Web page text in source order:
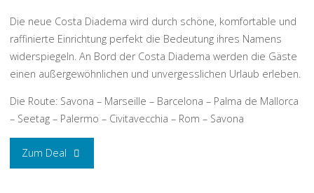
Die neue Costa Diadema wird durch schöne, komfortable und
raffinierte Einrichtung perfekt die Bedeutung ihres Namens
widerspiegeln. An Bord der Costa Diadema werden die Gäste
einen außergewöhnlichen und unvergesslichen Urlaub erleben.
Die Route: Savona – Marseille – Barcelona – Palma de Mallorca
– Seetag – Palermo – Civitavecchia – Rom – Savona
Zum Deal„Mittelmeer